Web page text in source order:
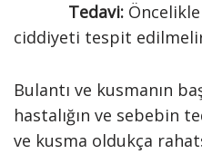
Tedavi:
ciddiyeti tespit
Bulantı ve kusmanın
hastalığın ve sebebin
ve kusma oldukça